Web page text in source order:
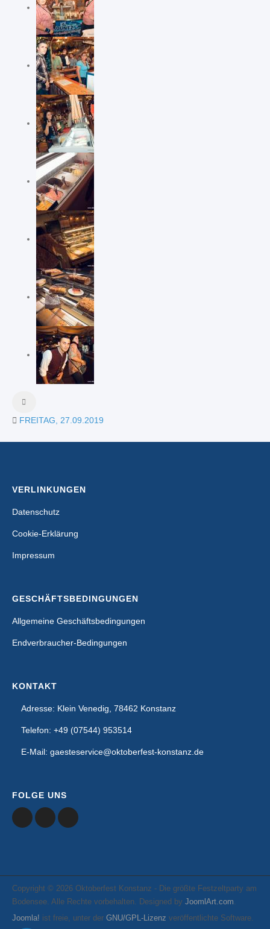
FREITAG, 27.09.2019
VERLINKUNGEN
Datenschutz
Cookie-Erklärung
Impressum
GESCHÄFTSBEDINGUNGEN
Allgemeine Geschäftsbedingungen
Endverbraucher-Bedingungen
KONTAKT
Adresse: Klein Venedig, 78462 Konstanz
Telefon: +49 (07544) 953514
E-Mail: gaesteservice@oktoberfest-konstanz.de
FOLGE UNS
Copyright © 2026 Oktoberfest Konstanz - Die größte Festzeltparty am
Bodensee. Alle Rechte vorbehalten. Designed by JoomlArt.com.
Joomla! ist freie, unter der GNU/GPL-Lizenz veröffentlichte Software.